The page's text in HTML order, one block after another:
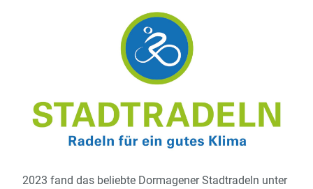
2023 fand das beliebte Dormagener Stadtradeln unter